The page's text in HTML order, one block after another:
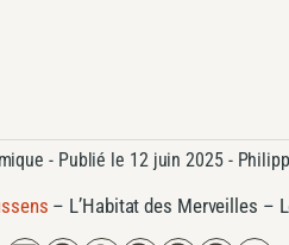
- Publié le 12 juin 2025 -
– L’Habitat des Merveilles –